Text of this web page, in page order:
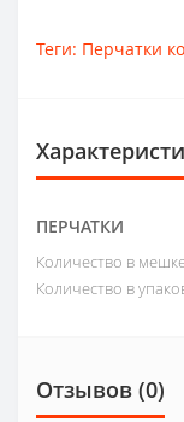
Теги: Перчатки
ПЕРЧАТКИ
Количество в
Количество в
Отзывов (0)